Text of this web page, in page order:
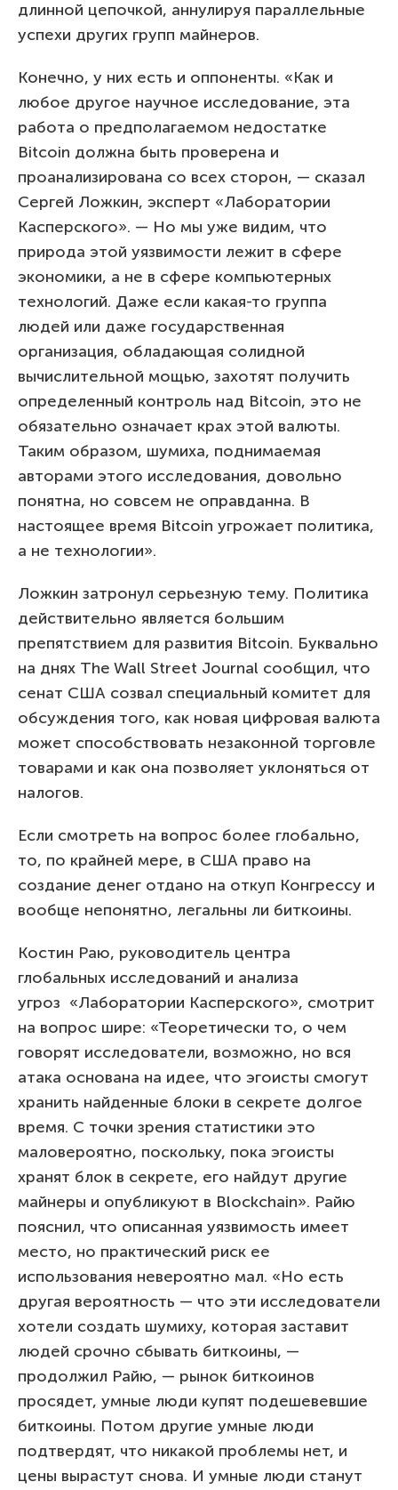
длинной цепочкой, аннулируя параллельные
успехи других групп майнеров.
Конечно, у них есть и оппоненты. «Как и
любое другое научное исследование, эта
работа о предполагаемом недостатке
Bitcoin должна быть проверена и
проанализирована со всех сторон, — сказал
Сергей Ложкин, эксперт «Лаборатории
Касперского». — Но мы уже видим, что
природа этой уязвимости лежит в сфере
экономики, а не в сфере компьютерных
технологий. Даже если какая-то группа
людей или даже государственная
организация, обладающая солидной
вычислительной мощью, захотят получить
определенный контроль над Bitcoin, это не
обязательно означает крах этой валюты.
Таким образом, шумиха, поднимаемая
авторами этого исследования, довольно
понятна, но совсем не оправданна. В
настоящее время Bitcoin угрожает политика,
а не технологии».
Ложкин затронул серьезную тему. Политика
действительно является большим
препятствием для развития Bitcoin. Буквально
на днях The Wall Street Journal сообщил, что
сенат США созвал специальный комитет для
обсуждения того, как новая цифровая валюта
может способствовать незаконной торговле
товарами и как она позволяет уклоняться от
налогов.
Если смотреть на вопрос более глобально,
то, по крайней мере, в США право на
создание денег отдано на откуп Конгрессу и
вообще непонятно, легальны ли биткоины.
Костин Раю, руководитель центра
глобальных исследований и анализа
угроз «Лаборатории Касперского», смотрит
на вопрос шире: «Теоретически то, о чем
говорят исследователи, возможно, но вся
атака основана на идее, что эгоисты смогут
хранить найденные блоки в секрете долгое
время. С точки зрения статистики это
маловероятно, поскольку, пока эгоисты
хранят блок в секрете, его найдут другие
майнеры и опубликуют в Blockchain». Райю
пояснил, что описанная уязвимость имеет
место, но практический риск ее
использования невероятно мал. «Но есть
другая вероятность — что эти исследователи
хотели создать шумиху, которая заставит
людей срочно сбывать биткоины, —
продолжил Райю, — рынок биткоинов
просядет, умные люди купят подешевевшие
биткоины. Потом другие умные люди
подтвердят, что никакой проблемы нет, и
цены вырастут снова. И умные люди станут